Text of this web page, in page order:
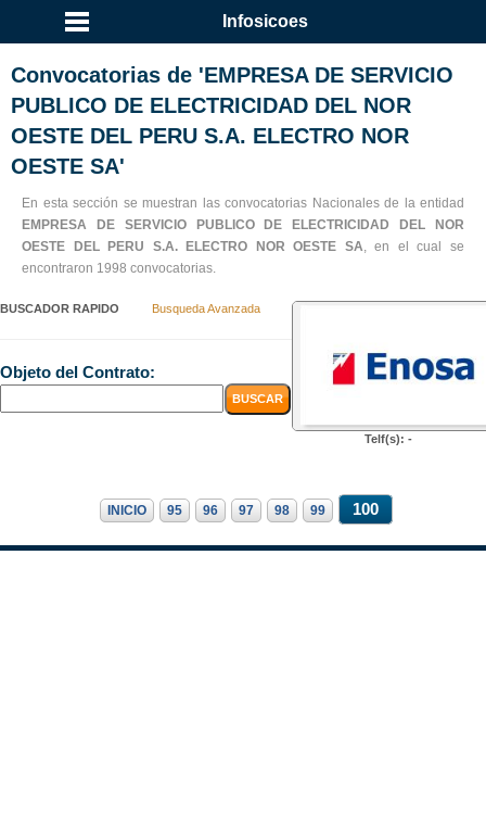
Infosicoes
Convocatorias de 'EMPRESA DE SERVICIO
PUBLICO DE ELECTRICIDAD DEL NOR
OESTE DEL PERU S.A. ELECTRO NOR
OESTE SA'
En esta sección se muestran las convocatorias Nacionales de la entidad
EMPRESA DE SERVICIO PUBLICO DE ELECTRICIDAD DEL NOR
OESTE DEL PERU S.A. ELECTRO NOR OESTE SA, en el cual se
encontraron 1998 convocatorias.
BUSCADOR RAPIDO Busqueda Avanzada
Objeto del Contrato:
Telf(s): -
INICIO 95 96 97 98 99 100